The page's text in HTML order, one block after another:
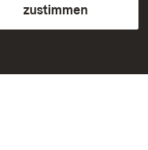
zustimmen